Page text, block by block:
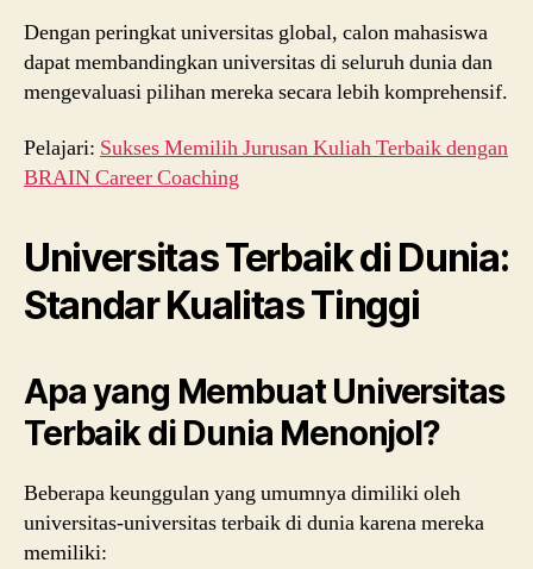
Dengan peringkat universitas global, calon mahasiswa
dapat membandingkan universitas di seluruh dunia dan
mengevaluasi pilihan mereka secara lebih komprehensif.
Pelajari: Sukses Memilih Jurusan Kuliah Terbaik dengan
BRAIN Career Coaching
Universitas Terbaik di Dunia:
Standar Kualitas Tinggi
Apa yang Membuat Universitas
Terbaik di Dunia Menonjol?
Beberapa keunggulan yang umumnya dimiliki oleh
universitas-universitas terbaik di dunia karena mereka
memiliki: